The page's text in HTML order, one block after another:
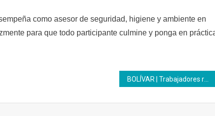
como asesor de seguridad, higiene y ambiente en
para que todo participante culmine y ponga en
BOLÍVAR | Trabajadores reciben kit escolar para sus hijos